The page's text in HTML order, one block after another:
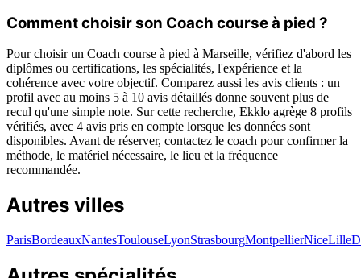
Comment choisir son Coach course à pied ?
Pour choisir un Coach course à pied à Marseille, vérifiez d'abord les
diplômes ou certifications, les spécialités, l'expérience et la
cohérence avec votre objectif. Comparez aussi les avis clients : un
profil avec au moins 5 à 10 avis détaillés donne souvent plus de
recul qu'une simple note. Sur cette recherche, Ekklo agrège 8 profils
vérifiés, avec 4 avis pris en compte lorsque les données sont
disponibles. Avant de réserver, contactez le coach pour confirmer la
méthode, le matériel nécessaire, le lieu et la fréquence
recommandée.
Autres villes
ParisBordeauxNantesToulouseLyonStrasbourgMontpellierNiceLille